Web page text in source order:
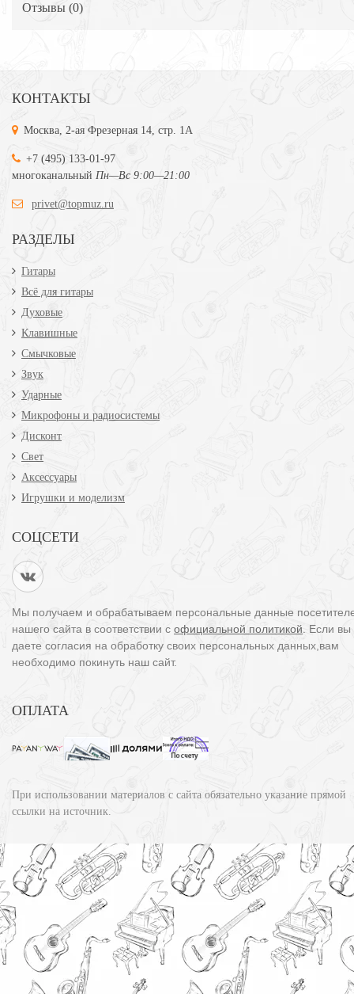
Отзывы (0)
КОНТАКТЫ
Москва, 2-ая Фрезерная 14, стр. 1А
+7 (495) 133-01-97
многоканальный Пн—Вс 9:00—21:00
privet@topmuz.ru
РАЗДЕЛЫ
Гитары
Всё для гитары
Духовые
Клавишные
Смычковые
Звук
Ударные
Микрофоны и радиосистемы
Дисконт
Свет
Аксессуары
Игрушки и моделизм
СОЦСЕТИ
Мы получаем и обрабатываем персональные данные
нашего сайта в соответствии с официальной политикой . Если
даете согласия на обработку своих персональных данных,вам
необходимо покинуть наш сайт.
ОПЛАТА
При использовании материалов с сайта обязательно указание прямой
ссылки на источник.